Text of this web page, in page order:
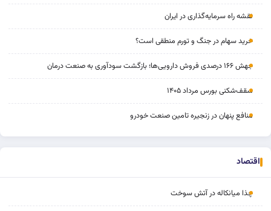
نقشه راه سرمایه‌گذاری در ایران
خرید سهام در جنگ و تورم منطقی است؟
جهش ۱۶۶ درصدی فروش دارویی‌ها؛ بازگشت سودآوری به صنعت درمان
سقف‌شکنی بورس مرداد ۱۴۰۵
منافع پنهان در زنجیره تامین صنعت خودرو
اقتصاد
چذا میانکاله در آتش سوخت